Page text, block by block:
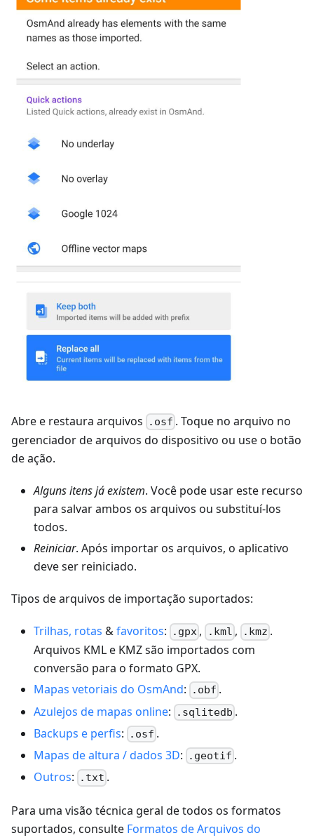
Abre e restaura arquivos .osf . Toque no arquivo no
gerenciador de arquivos do dispositivo ou use o botão
de ação.
Alguns itens já existem. Você pode usar este recurso
para salvar ambos os arquivos ou substituí-los
todos.
Reiniciar. Após importar os arquivos, o aplicativo
deve ser reiniciado.
Tipos de arquivos de importação suportados:
Trilhas, rotas &favoritos: .gpx , .kml , .kmz .
Arquivos KML e KMZ são importados com
conversão para o formato GPX.
Mapas vetoriais do OsmAnd: .obf .
Azulejos de mapas online: .sqlitedb .
Backups e perfis: .osf .
Mapas de altura / dados 3D: .geotif .
Outros: .txt .
Para uma visão técnica geral de todos os formatos
suportados, consulte Formatos de Arquivos do